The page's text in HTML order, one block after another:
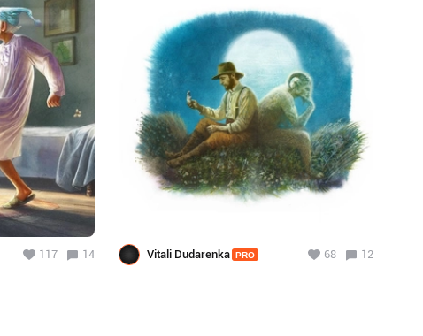
117 14 Vitali Dudarenka PRO 68 12